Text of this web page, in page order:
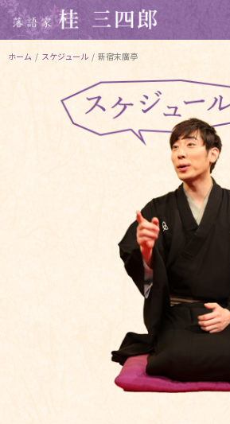
ホーム / スケジュール / 新宿末廣亭